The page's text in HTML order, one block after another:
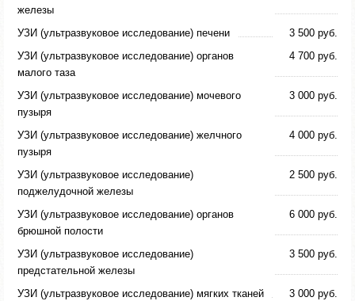
железы
УЗИ (ультразвуковое исследование) печени
3 500 руб.
УЗИ (ультразвуковое исследование) органов
малого таза
4 700 руб.
УЗИ (ультразвуковое исследование) мочевого
пузыря
3 000 руб.
УЗИ (ультразвуковое исследование) желчного
пузыря
4 000 руб.
УЗИ (ультразвуковое исследование)
поджелудочной железы
2 500 руб.
УЗИ (ультразвуковое исследование) органов
брюшной полости
6 000 руб.
УЗИ (ультразвуковое исследование)
предстательной железы
3 500 руб.
УЗИ (ультразвуковое исследование) мягких тканей
3 000 руб.